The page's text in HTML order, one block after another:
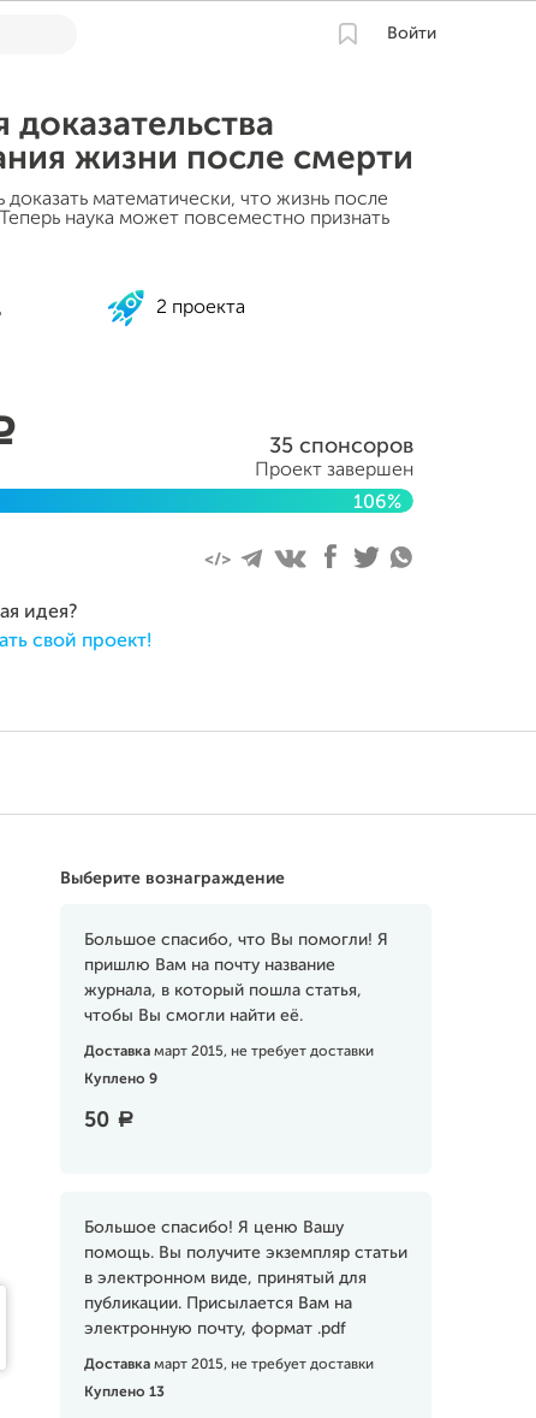
Войти
доказательства
жизни после смерти
математически, что жизнь после
наука может повсеместно признать
2 проекта
35 спонсоров
Проект завершен
106%
идея?
свой проект!
Выберите вознаграждение
Большое спасибо, что Вы помогли! Я
пришлю Вам на почту название
журнала, в который пошла статья,
чтобы Вы смогли найти её.
Доставка март 2015, не требует доставки
Куплено 9
50 a
Большое спасибо! Я ценю Вашу
помощь. Вы получите экземпляр статьи
в электронном виде, принятый для
публикации. Присылается Вам на
электронную почту, формат .pdf
Доставка март 2015, не требует доставки
Куплено 13